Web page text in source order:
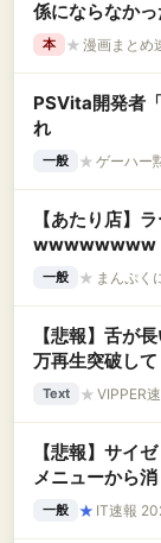
係にならなか
本 ★ 漫画まと
PSVita開発者
れ
一般 ★ ゲーハー
【あたり店】
wwwwwwww
一般 ★ まんぷ
【悲報】舌が
万再生突破して
Text ★ VIPPER
【悲報】サイ
メニューから
一般 ★ IT速報